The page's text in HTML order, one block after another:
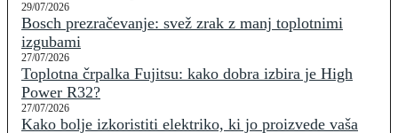
29/07/2026
Bosch prezračevanje: svež zrak z manj toplotnimi
izgubami
27/07/2026
Toplotna črpalka Fujitsu: kako dobra izbira je High
Power R32?
27/07/2026
Kako bolje izkoristiti elektriko, ki jo proizvede vaša